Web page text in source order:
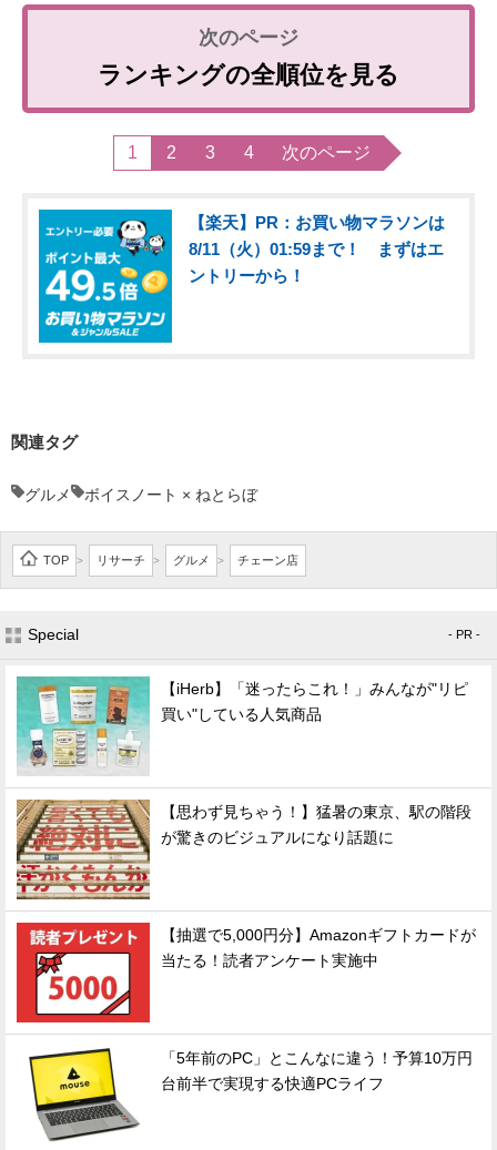
ランキングの全順位を見る
1 2 3 4 次のページ
【楽天】PR：お買い物マラソンは
8/11（火）01:59まで！ まずはエ
ントリーから！
関連タグ
グルメ ボイスノート × ねとらぼ
TOP > リサーチ > グルメ > チェーン店
Special - PR -
【iHerb】「迷ったらこれ！」みんなが"リピ
買い"している人気商品
【思わず見ちゃう！】猛暑の東京、駅の階段
が驚きのビジュアルになり話題に
【抽選で5,000円分】Amazonギフトカードが
当たる！読者アンケート実施中
「5年前のPC」とこんなに違う！予算10万円
台前半で実現する快適PCライフ